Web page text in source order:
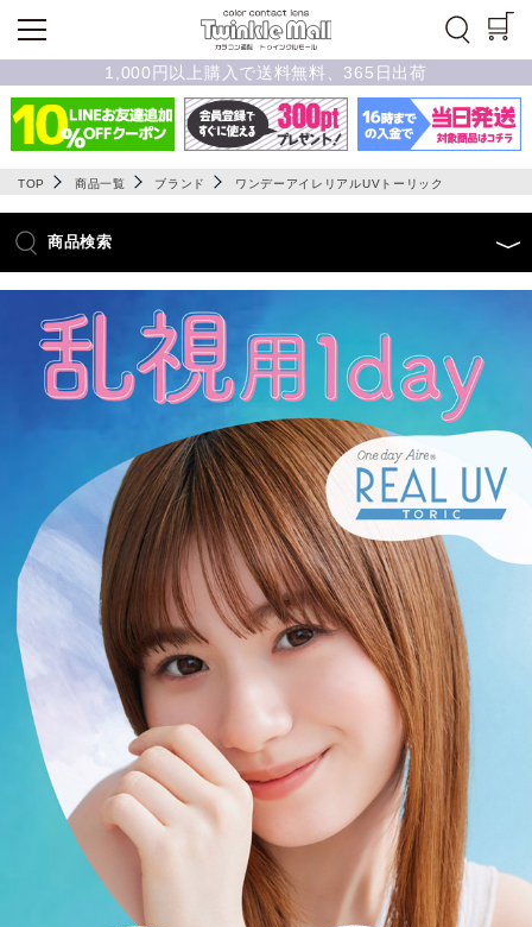
1,000円以上購入で送料無料、365日出荷
TOP 商品一覧 ブランド ワンデーアイレリアルUVトーリック
商品検索